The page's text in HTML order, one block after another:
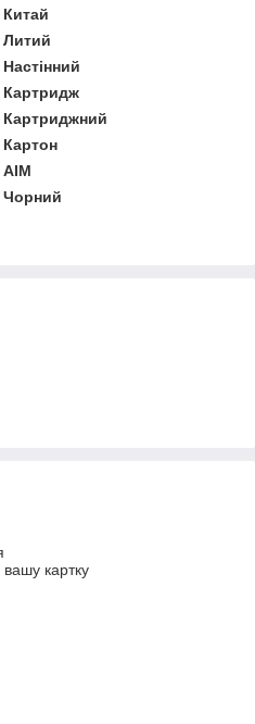
Китай
Литий
Настінний
Картридж
Картриджний
Картон
AIM
Чорний
картку